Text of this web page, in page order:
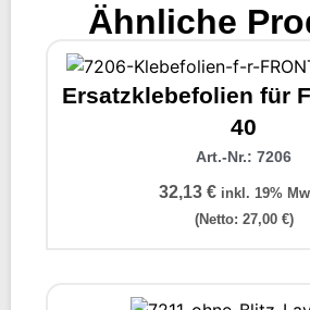
Ähnliche
Ersatzklebefolien für
40
Art.-Nr.: 7206
32,13 € inkl. 19%
(Netto: 27,00 €)